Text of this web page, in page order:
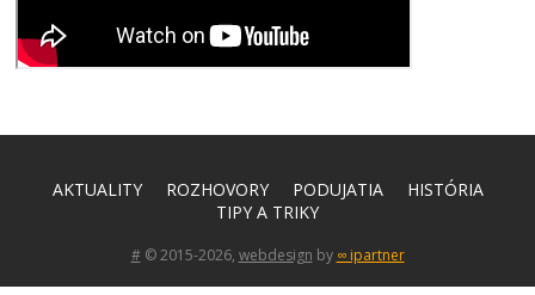
AKTUALITY ROZHOVORY PODUJATIA
HISTÓRIA
TIPY A TRIKY
#© 2015-2026, webdesign by ∞ ipartner